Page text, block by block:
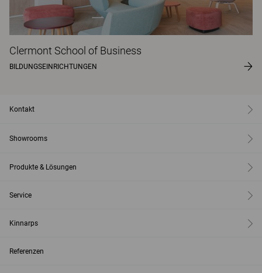
Clermont School of Business
BILDUNGSEINRICHTUNGEN
Kontakt
Showrooms
Produkte & Lösungen
Service
Kinnarps
Referenzen